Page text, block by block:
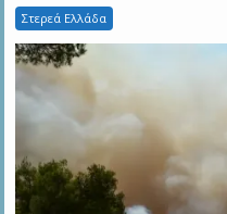
Στερεά Ελλάδα